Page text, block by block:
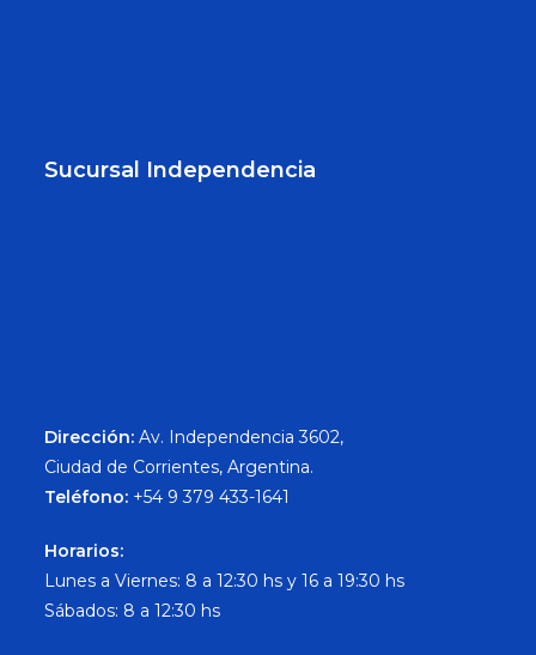
Sucursal Independencia
Dirección: Av. Independencia 3602,
Ciudad de Corrientes, Argentina.
Teléfono: +54 9 379 433-1641
Horarios:
Lunes a Viernes: 8 a 12:30 hs y 16 a 19:30 hs
Sábados: 8 a 12:30 hs